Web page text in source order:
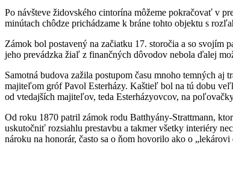
Po návšteve židovského cintorína môžeme pokračovať v
minútach chôdze prichádzame k bráne tohto objektu s
Zámok bol postavený na začiatku 17. storočia a so
jeho prevádzka žiaľ z finančných dôvodov nebola ďalej
Samotná budova zažila postupom času mnoho temných
majiteľom gróf Pavol Esterházy. Kaštieľ bol na tú dobu
od vtedajších majiteľov, teda Esterházyovcov, na
Od roku 1870 patril zámok rodu Batthyány-Strattmann,
uskutočniť rozsiahlu prestavbu a takmer všetky interiéry
nároku na honorár, často sa o ňom hovorilo ako o